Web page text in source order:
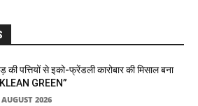
की पत्तियों से इको-फ्रेंडली कारोबार की मिसाल बना
GREEN”
AUGUST 2026